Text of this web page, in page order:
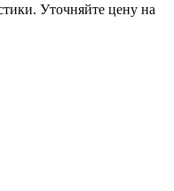
Уточняйте цену на